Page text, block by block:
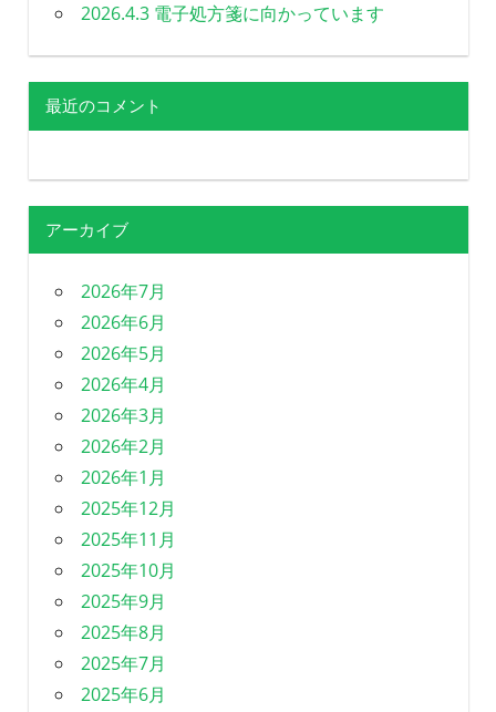
2026.4.3 電子処方箋に向かっています
最近のコメント
アーカイブ
2026年7月
2026年6月
2026年5月
2026年4月
2026年3月
2026年2月
2026年1月
2025年12月
2025年11月
2025年10月
2025年9月
2025年8月
2025年7月
2025年6月